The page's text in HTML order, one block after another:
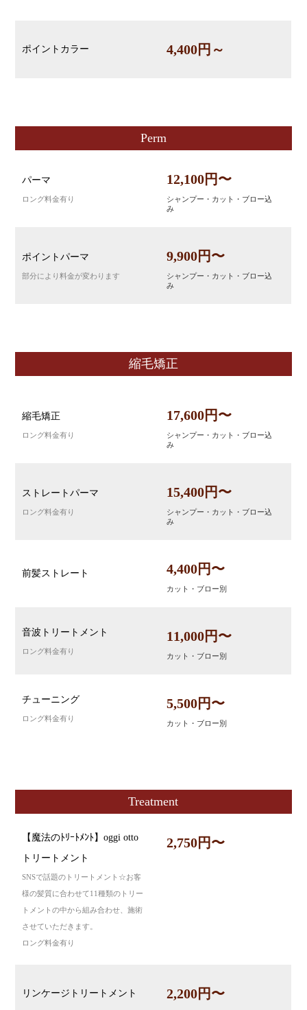
ポイントカラー 4,400円～
Perm
パーマ
ロング料金有り
12,100円〜
シャンプー・カット・ブロー込
み
ポイントパーマ
部分により料金が変わります
9,900円〜
シャンプー・カット・ブロー込
み
縮毛矯正
縮毛矯正
ロング料金有り
17,600円〜
シャンプー・カット・ブロー込
み
ストレートパーマ
ロング料金有り
15,400円〜
シャンプー・カット・ブロー込
み
前髪ストレート 4,400円〜
カット・ブロー別
音波トリートメント
ロング料金有り
11,000円〜
カット・ブロー別
チューニング
ロング料金有り
5,500円〜
カット・ブロー別
Treatment
【魔法のﾄﾘｰﾄﾒﾝﾄ】oggi otto
トリートメント
SNSで話題のトリートメント☆お客
様の髪質に合わせて11種類のトリー
トメントの中から組み合わせ、施術
させていただきます。
ロング料金有り
2,750円〜
リンケージトリートメント 2,200円〜